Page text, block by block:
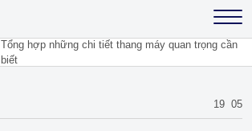
Tổng hợp những chi tiết thang máy quan trọng cần
biết
19 05